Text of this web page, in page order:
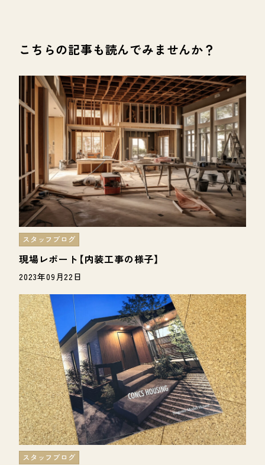
こちらの記事も読んでみませんか？
現場レポート【内装工事の様子】
スタッフブログ
2023年09月22日
スタッフブログ